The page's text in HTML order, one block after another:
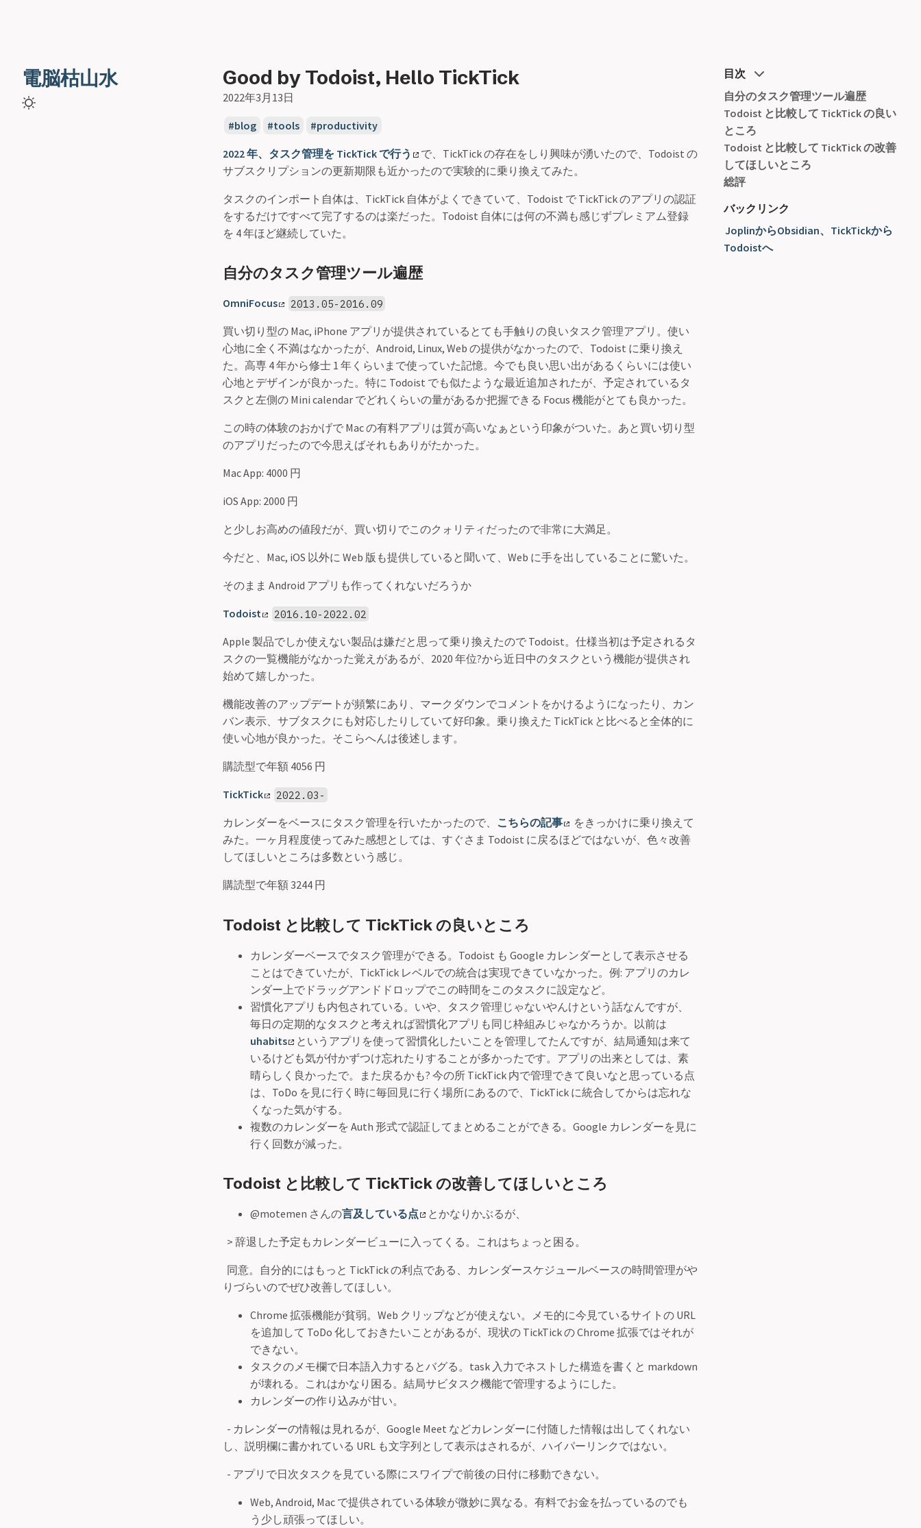
電脳枯山水 Good by Todoist, Hello TickTick
2022年3月13日
blog tools productivity
2022 年、タスク管理を TickTick で行う
で、TickTick の存在をしり興味が湧いたので、Todoist の
サブスクリプションの更新期限も近かったので実験的に乗り換えてみた。
タスクのインポート自体は、TickTick 自体がよくできていて、Todoist で TickTick のアプリの認証
をするだけですべて完了するのは楽だった。Todoist 自体には何の不満も感じずプレミアム登録
を 4 年ほど継続していた。
自分のタスク管理ツール遍歴
OmniFocus 2013.05-2016.09
買い切り型の Mac, iPhone アプリが提供されているとても手触りの良いタスク管理アプリ。使い
心地に全く不満はなかったが、Android, Linux, Web の提供がなかったので、Todoist に乗り換え
た。高専 4 年から修士 1 年くらいまで使っていた記憶。今でも良い思い出があるくらいには使い
心地とデザインが良かった。特に Todoist でも似たような最近追加されたが、予定されているタ
スクと左側の Mini calendar でどれくらいの量があるか把握できる Focus 機能がとても良かった。
この時の体験のおかげで Mac の有料アプリは質が高いなぁという印象がついた。あと買い切り型
のアプリだったので今思えばそれもありがたかった。
Mac App: 4000 円
iOS App: 2000 円
と少しお高めの値段だが、買い切りでこのクォリティだったので非常に大満足。
今だと、Mac, iOS 以外に Web 版も提供していると聞いて、Web に手を出していることに驚いた。
そのまま Android アプリも作ってくれないだろうか
Todoist 2016.10-2022.02
Apple 製品でしか使えない製品は嫌だと思って乗り換えたので Todoist。仕様当初は予定されるタ
スクの一覧機能がなかった覚えがあるが、2020 年位?から近日中のタスクという機能が提供され
始めて嬉しかった。
機能改善のアップデートが頻繁にあり、マークダウンでコメントをかけるようになったり、カン
バン表示、サブタスクにも対応したりしていて好印象。乗り換えた TickTick と比べると全体的に
使い心地が良かった。そこらへんは後述します。
購読型で年額 4056 円
TickTick 2022.03-
カレンダーをベースにタスク管理を行いたかったので、 こちらの記事
をきっかけに乗り換えて
みた。一ヶ月程度使ってみた感想としては、すぐさま Todoist に戻るほどではないが、色々改善
してほしいところは多数という感じ。
購読型で年額 3244 円
Todoist と比較して TickTick の良いところ
カレンダーベースでタスク管理ができる。Todoist も Google カレンダーとして表示させる
ことはできていたが、TickTick レベルでの統合は実現できていなかった。例: アプリのカレ
ンダー上でドラッグアンドドロップでこの時間をこのタスクに設定など。
習慣化アプリも内包されている。いや、タスク管理じゃないやんけという話なんですが、
毎日の定期的なタスクと考えれば習慣化アプリも同じ枠組みじゃなかろうか。以前は
uhabits
というアプリを使って習慣化したいことを管理してたんですが、結局通知は来て
いるけども気が付かずつけ忘れたりすることが多かったです。アプリの出来としては、素
晴らしく良かったで。また戻るかも? 今の所 TickTick 内で管理できて良いなと思っている点
は、ToDo を見に行く時に毎回見に行く場所にあるので、TickTick に統合してからは忘れな
くなった気がする。
複数のカレンダーを Auth 形式で認証してまとめることができる。Google カレンダーを見に
行く回数が減った。
Todoist と比較して TickTick の改善してほしいところ
@motemen さんの言及している点 とかなりかぶるが、
> 辞退した予定もカレンダービューに入ってくる。これはちょっと困る。
同意。自分的にはもっと TickTick の利点である、カレンダースケジュールベースの時間管理がや
りづらいのでぜひ改善してほしい。
Chrome 拡張機能が貧弱。Web クリップなどが使えない。メモ的に今見ているサイトの URL
を追加して ToDo 化しておきたいことがあるが、現状の TickTick の Chrome 拡張ではそれが
できない。
タスクのメモ欄で日本語入力するとバグる。task 入力でネストした構造を書くと markdown
が壊れる。これはかなり困る。結局サビタスク機能で管理するようにした。
カレンダーの作り込みが甘い。
- カレンダーの情報は見れるが、Google Meet などカレンダーに付随した情報は出してくれない
し、説明欄に書かれている URL も文字列として表示はされるが、ハイパーリンクではない。
- アプリで日次タスクを見ている際にスワイプで前後の日付に移動できない。
Web, Android, Mac で提供されている体験が微妙に異なる。有料でお金を払っているのでも
う少し頑張ってほしい。
目次
自分のタスク管理ツール遍歴
Todoist と比較して TickTick の良い
ところ
Todoist と比較して TickTick の改善
してほしいところ
総評
バックリンク
JoplinからObsidian、TickTickから
Todoistへ